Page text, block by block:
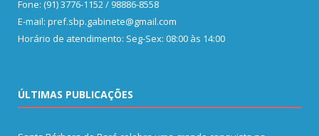
Fone: (91) 3776-1152 / 98886-8558
E-mail: pref.sbp.gabinete@gmail.com
Horário de atendimento: Seg-Sex: 08:00 às 14:00
ÚLTIMAS PUBLICAÇÕES